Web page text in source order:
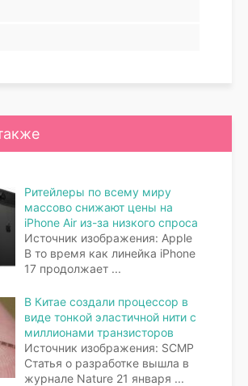
Ритейлеры по всему миру
массово снижают цены на
iPhone Air из-за низкого спроса
Источник изображения: Apple
В то время как линейка iPhone
17 продолжает ...
В Китае создали процессор в
виде тонкой эластичной нити с
миллионами транзисторов
Источник изображения: SCMP
Статья о разработке вышла в
журнале Nature 21 января ...